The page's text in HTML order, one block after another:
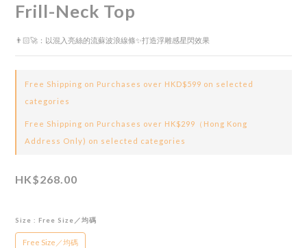
Frill-Neck Top
👨🏻‍🚀：以混入亮絲的流蘇波浪線條✨打造浮雕感星閃效果
Free Shipping on Purchases over HKD$599 on selected
categories
Free Shipping on Purchases over HK$299（Hong Kong
Address Only) on selected categories
HK$268.00
Size : Free Size／均碼
Free Size／均碼